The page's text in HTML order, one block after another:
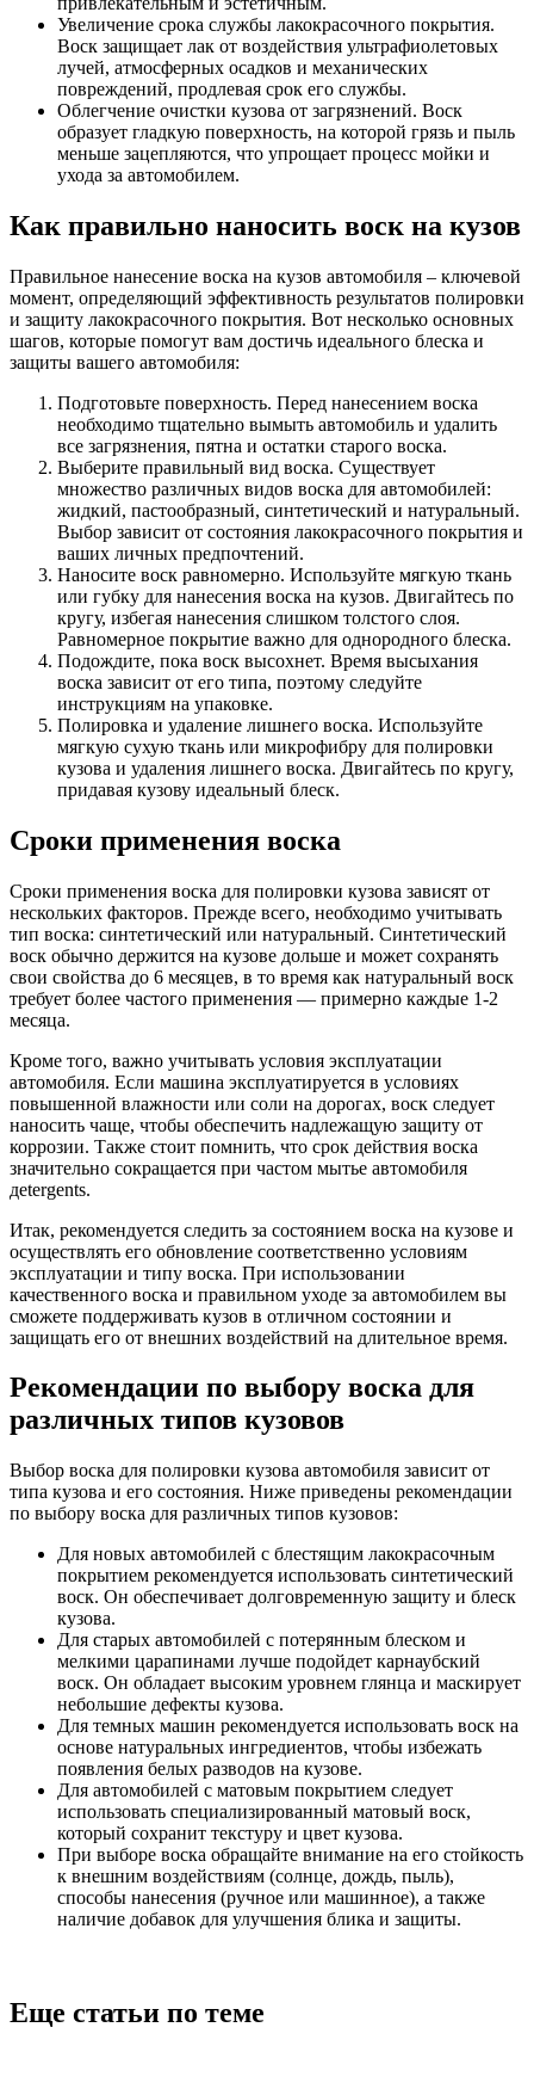
Увеличение срока службы лакокрасочного покрытия.
Воск защищает лак от воздействия ультрафиолетовых
лучей, атмосферных осадков и механических
повреждений, продлевая срок его службы.
Облегчение очистки кузова от загрязнений. Воск
образует гладкую поверхность, на которой грязь и пыль
меньше зацепляются, что упрощает процесс мойки и
ухода за автомобилем.
Как правильно наносить воск на кузов
Правильное нанесение воска на кузов автомобиля – ключевой
момент, определяющий эффективность результатов полировки
и защиту лакокрасочного покрытия. Вот несколько основных
шагов, которые помогут вам достичь идеального блеска и
защиты вашего автомобиля:
Подготовьте поверхность. Перед нанесением воска
необходимо тщательно вымыть автомобиль и удалить
все загрязнения, пятна и остатки старого воска.
Выберите правильный вид воска. Существует
множество различных видов воска для автомобилей:
жидкий, пастообразный, синтетический и натуральный.
Выбор зависит от состояния лакокрасочного покрытия и
ваших личных предпочтений.
Наносите воск равномерно. Используйте мягкую ткань
или губку для нанесения воска на кузов. Двигайтесь по
кругу, избегая нанесения слишком толстого слоя.
Равномерное покрытие важно для однородного блеска.
Подождите, пока воск высохнет. Время высыхания
воска зависит от его типа, поэтому следуйте
инструкциям на упаковке.
Полировка и удаление лишнего воска. Используйте
мягкую сухую ткань или микрофибру для полировки
кузова и удаления лишнего воска. Двигайтесь по кругу,
придавая кузову идеальный блеск.
Сроки применения воска
Сроки применения воска для полировки кузова зависят от
нескольких факторов. Прежде всего, необходимо учитывать
тип воска: синтетический или натуральный. Синтетический
воск обычно держится на кузове дольше и может сохранять
свои свойства до 6 месяцев, в то время как натуральный воск
требует более частого применения — примерно каждые 1-2
месяца.
Кроме того, важно учитывать условия эксплуатации
автомобиля. Если машина эксплуатируется в условиях
повышенной влажности или соли на дорогах, воск следует
наносить чаще, чтобы обеспечить надлежащую защиту от
коррозии. Также стоит помнить, что срок действия воска
значительно сокращается при частом мытье автомобиля
дetergents.
Итак, рекомендуется следить за состоянием воска на кузове и
осуществлять его обновление соответственно условиям
эксплуатации и типу воска. При использовании
качественного воска и правильном уходе за автомобилем вы
сможете поддерживать кузов в отличном состоянии и
защищать его от внешних воздействий на длительное время.
Рекомендации по выбору воска для
различных типов кузовов
Выбор воска для полировки кузова автомобиля зависит от
типа кузова и его состояния. Ниже приведены рекомендации
по выбору воска для различных типов кузовов:
Для новых автомобилей с блестящим лакокрасочным
покрытием рекомендуется использовать синтетический
воск. Он обеспечивает долговременную защиту и блеск
кузова.
Для старых автомобилей с потерянным блеском и
мелкими царапинами лучше подойдет карнаубский
воск. Он обладает высоким уровнем глянца и маскирует
небольшие дефекты кузова.
Для темных машин рекомендуется использовать воск на
основе натуральных ингредиентов, чтобы избежать
появления белых разводов на кузове.
Для автомобилей с матовым покрытием следует
использовать специализированный матовый воск,
который сохранит текстуру и цвет кузова.
При выборе воска обращайте внимание на его стойкость
к внешним воздействиям (солнце, дождь, пыль),
способы нанесения (ручное или машинное), а также
наличие добавок для улучшения блика и защиты.
Еще статьи по теме